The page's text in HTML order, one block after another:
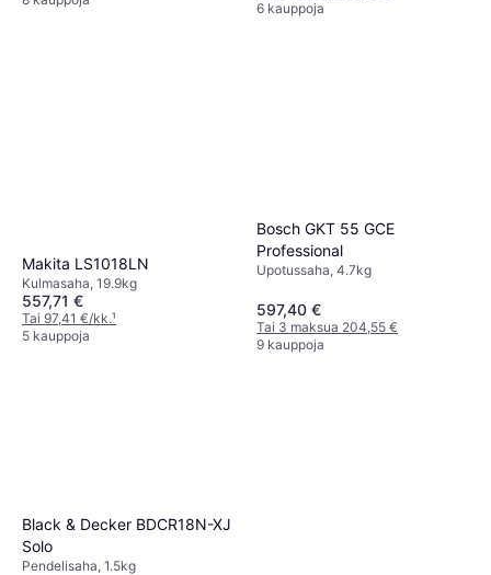
6 kauppoja
Makita LS1018LN
Kulmasaha, 19.9kg
557,71 €
Tai 97,41 €/kk.¹
5 kauppoja
Bosch GKT 55 GCE
Professional
Upotussaha, 4.7kg
597,40 €
Tai 3 maksua 204,55 €
9 kauppoja
Black & Decker BDCR18N-XJ
Solo
Pendelisaha, 1.5kg